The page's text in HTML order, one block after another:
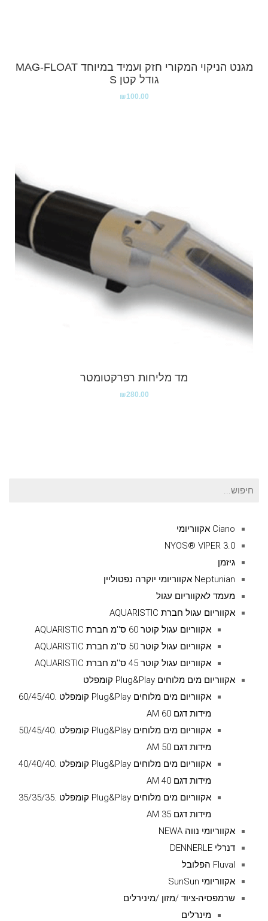
מגנט הניקוי המקורי חזק ועמיד במיוחד MAG-FLOAT
גודל קטן S
₪100.00
מד מליחות רפרקטומטר
₪280.00
חיפוש
Ciano אקווריומי
NYOS® VIPER 3.0
גיזמן
Neptunian אקווריומי יוקרה נפטוליין
מעמד לאקווריום עגול
אקווריום עגול חברת AQUARISTIC
אקווריום עגול קוטר 60 ס''מ חברת AQUARISTIC
אקווריום עגול קוטר 50 ס''מ חברת AQUARISTIC
אקווריום עגול קוטר 45 ס''מ חברת AQUARISTIC
אקווריום מים מלוחים Plug&Play קומפלט
אקווריום מים מלוחים Plug&Play קומפלט .60/45/40
מידות דגם AM 60
אקווריום מים מלוחים Plug&Play קומפלט .50/45/40
מידות דגם AM 50
אקווריום מים מלוחים Plug&Play קומפלט .40/40/40
מידות דגם AM 40
אקווריום מים מלוחים Plug&Play קומפלט .35/35/35
מידות דגם AM 35
אקווריומי נווה NEWA
דנרלי DENNERLE
Fluval הפלובל
אקווריומי SunSun
שרמפסיה-ציוד /מזון /מינירלים
מינרלים